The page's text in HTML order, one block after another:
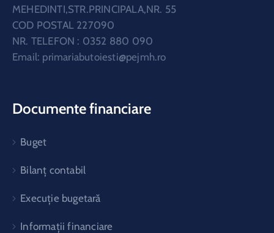
MEHEDINTI,STR.PRINCIPALA,NR. 55
COD POSTAL 227090
NR. TELEFON : 0352 880 090
Email: primariabutoiesti@pejmh.ro
Documente financiare
Buget
Bilanț contabil
Execuție bugetară
Informații financiare